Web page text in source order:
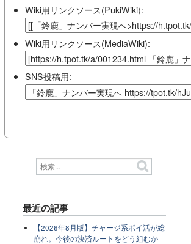
Wiki用リンクソース(PukiWiki):
Wiki用リンクソース(MediaWiki):
SNS投稿用:
最近の記事
【2026年8月版】チャージ系ポイ活が総
崩れ。今後の決済ルートをどう組むか